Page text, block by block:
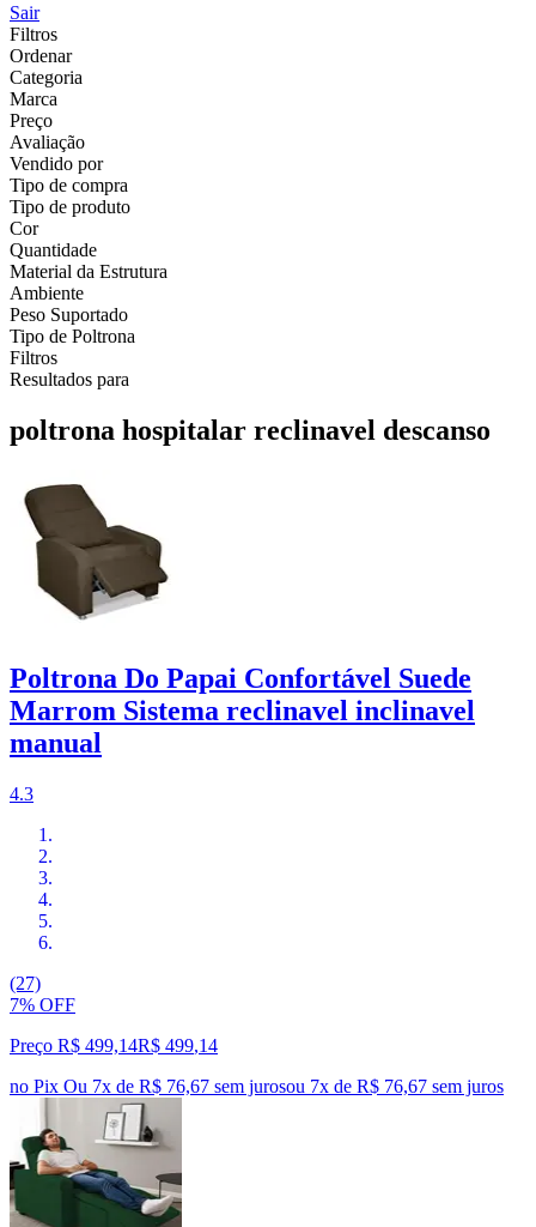
Sair
Filtros
Ordenar
Categoria
Marca
Preço
Avaliação
Vendido por
Tipo de compra
Tipo de produto
Cor
Quantidade
Material da Estrutura
Ambiente
Peso Suportado
Tipo de Poltrona
Filtros
Resultados para
poltrona hospitalar reclinavel descanso
Poltrona Do Papai Confortável Suede
Marrom Sistema reclinavel inclinavel
manual
4.3
(27)
7% OFF
Preço R$ 499,14R$ 499,14
no Pix Ou 7x de R$ 76,67 sem jurosou 7x de R$ 76,67 sem juros